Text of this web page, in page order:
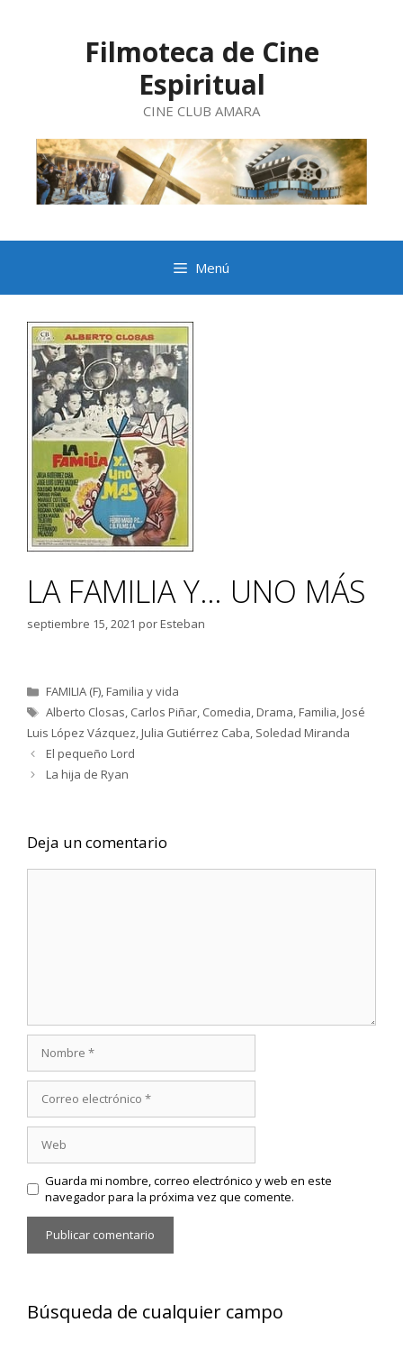
Filmoteca de Cine
Espiritual
CINE CLUB AMARA
Menú
LA FAMILIA Y… UNO MÁS
septiembre 15, 2021 porEsteban
Categorías
FAMILIA (F),Familia y vida
Etiquetas
Alberto Closas, Carlos Piñar, Comedia,Drama,Familia,José
Luis López Vázquez,Julia Gutiérrez Caba, Soledad Miranda
El pequeño Lord
La hija de Ryan
Deja un comentario
electrónico
Guarda mi nombre, correo electrónico y web en este
navegador para la próxima vez que comente.
Búsqueda de cualquier campo